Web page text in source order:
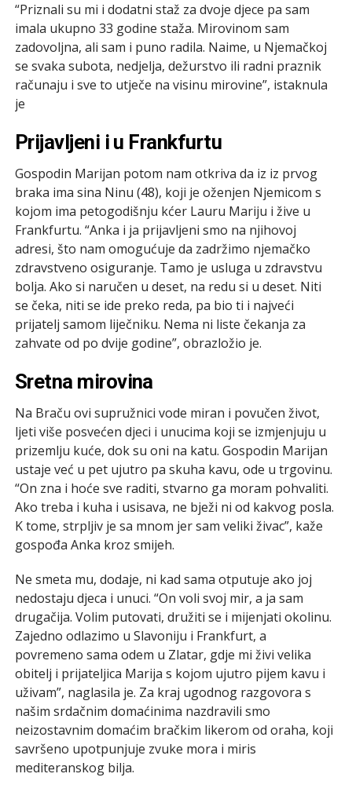
“Priznali su mi i dodatni staž za dvoje djece pa sam
imala ukupno 33 godine staža. Mirovinom sam
zadovoljna, ali sam i puno radila. Naime, u Njemačkoj
se svaka subota, nedjelja, dežurstvo ili radni praznik
računaju i sve to utječe na visinu mirovine”, istaknula
je
Prijavljeni i u Frankfurtu
Gospodin Marijan potom nam otkriva da iz iz prvog
braka ima sina Ninu (48), koji je oženjen Njemicom s
kojom ima petogodišnju kćer Lauru Mariju i žive u
Frankfurtu. “Anka i ja prijavljeni smo na njihovoj
adresi, što nam omogućuje da zadržimo njemačko
zdravstveno osiguranje. Tamo je usluga u zdravstvu
bolja. Ako si naručen u deset, na redu si u deset. Niti
se čeka, niti se ide preko reda, pa bio ti i najveći
prijatelj samom liječniku. Nema ni liste čekanja za
zahvate od po dvije godine”, obrazložio je.
Sretna mirovina
Na Braču ovi supružnici vode miran i povučen život,
ljeti više posvećen djeci i unucima koji se izmjenjuju u
prizemlju kuće, dok su oni na katu. Gospodin Marijan
ustaje već u pet ujutro pa skuha kavu, ode u trgovinu.
“On zna i hoće sve raditi, stvarno ga moram pohvaliti.
Ako treba i kuha i usisava, ne bježi ni od kakvog posla.
K tome, strpljiv je sa mnom jer sam veliki živac”, kaže
gospođa Anka kroz smijeh.
Ne smeta mu, dodaje, ni kad sama otputuje ako joj
nedostaju djeca i unuci. “On voli svoj mir, a ja sam
drugačija. Volim putovati, družiti se i mijenjati okolinu.
Zajedno odlazimo u Slavoniju i Frankfurt, a
povremeno sama odem u Zlatar, gdje mi živi velika
obitelj i prijateljica Marija s kojom ujutro pijem kavu i
uživam”, naglasila je. Za kraj ugodnog razgovora s
našim srdačnim domaćinima nazdravili smo
neizostavnim domaćim bračkim likerom od oraha, koji
savršeno upotpunjuje zvuke mora i miris
mediteranskog bilja.